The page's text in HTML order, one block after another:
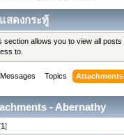
แสดงกระทู้
section allows you to view all
to.
Messages Topics Attachments
- Abernathy
1]